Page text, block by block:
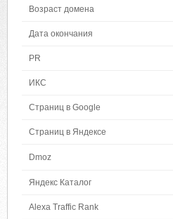
Возраст домена
Дата окончания
PR
ИКС
Страниц в Google
Страниц в Яндексе
Dmoz
Яндекс Каталог
Alexa Traffic Rank